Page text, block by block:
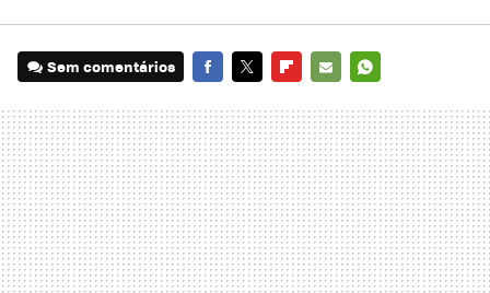
Sem comentários
MAIL